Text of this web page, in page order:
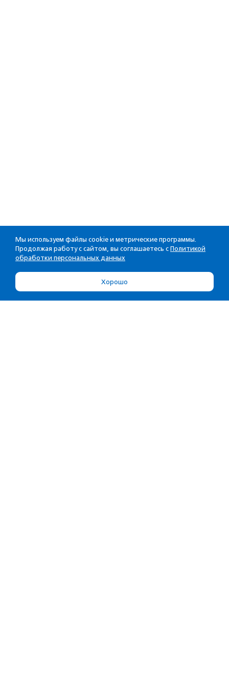
Мы используем файлы cookie и метрические программы.
Продолжая работу с сайтом, вы соглашаетесь с Политикой
обработки персональных данных
Хорошо